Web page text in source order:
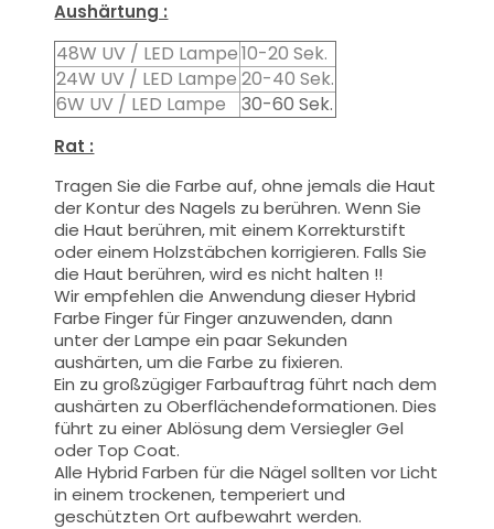
Aushärtung :
48W UV / LED Lampe10-20 Sek.
24W UV / LED Lampe 20-40 Sek.
6W UV / LED Lampe
30-60 Sek.
Rat :
Tragen Sie die Farbe auf, ohne jemals die Haut
der Kontur des Nagels zu berühren. Wenn Sie
die Haut berühren, mit einem Korrekturstift
oder einem Holzstäbchen korrigieren. Falls Sie
die Haut berühren, wird es nicht halten !!
Wir empfehlen die Anwendung dieser Hybrid
Farbe Finger für Finger anzuwenden, dann
unter der Lampe ein paar Sekunden
aushärten, um die Farbe zu fixieren.
Ein zu großzügiger Farbauftrag führt nach dem
aushärten zu Oberflächendeformationen. Dies
führt zu einer Ablösung dem Versiegler Gel
oder Top Coat.
Alle Hybrid Farben für die Nägel sollten vor Licht
in einem trockenen, temperiert und
geschützten Ort aufbewahrt werden.